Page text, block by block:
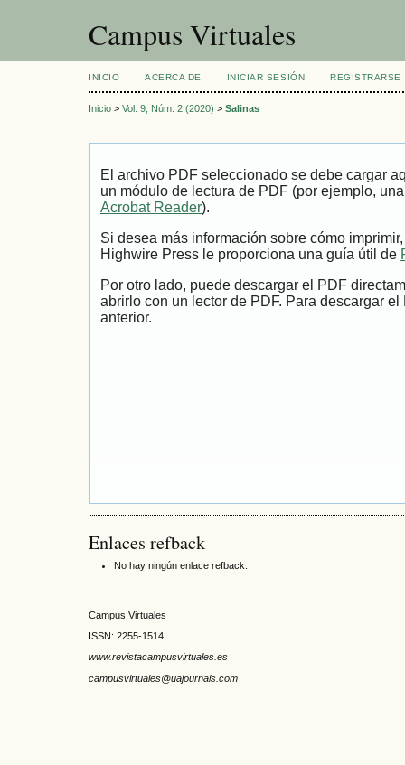
Campus Virtuales
INICIO ACERCA DE INICIAR SESIÓN REGISTRARSE
Inicio > Vol. 9, Núm. 2 (2020) > Salinas
El archivo PDF seleccionado se debe cargar
un módulo de lectura de PDF (por ejemplo,
Acrobat Reader).
Si desea más información sobre cómo
Highwire Press le proporciona una guía útil de
Por otro lado, puede descargar el PDF
abrirlo con un lector de PDF. Para descargar
anterior.
Enlaces refback
No hay ningún enlace refback.
Campus Virtuales
ISSN: 2255-1514
www.revistacampusvirtuales.es
campusvirtuales@uajournals.com